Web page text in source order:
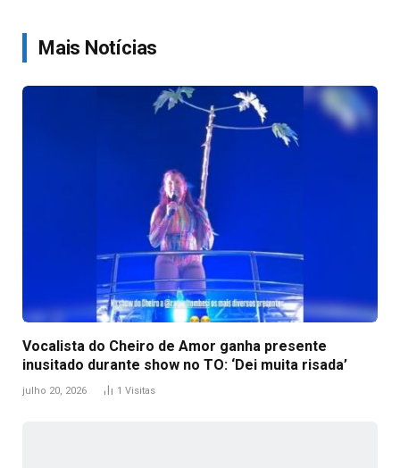
Mais Notícias
Vocalista do Cheiro de Amor ganha presente
inusitado durante show no TO: ‘Dei muita risada’
julho 20, 2026 1 Visitas